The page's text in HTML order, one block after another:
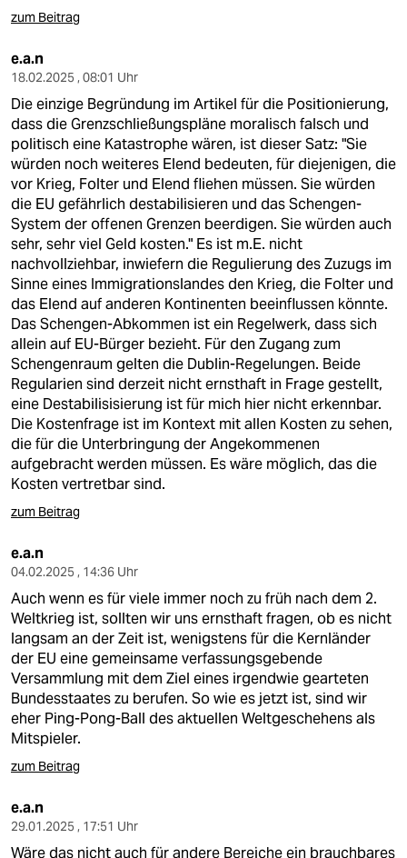
zum Beitrag
e.a.n
18.02.2025 , 08:01 Uhr
Die einzige Begründung im Artikel für die Positionierung,
dass die Grenzschließungspläne moralisch falsch und
politisch eine Katastrophe wären, ist dieser Satz: "Sie
würden noch weiteres Elend bedeuten, für diejenigen, die
vor Krieg, Folter und Elend fliehen müssen. Sie würden
die EU gefährlich destabilisieren und das Schengen-
System der offenen Grenzen beerdigen. Sie würden auch
sehr, sehr viel Geld kosten." Es ist m.E. nicht
nachvollziehbar, inwiefern die Regulierung des Zuzugs im
Sinne eines Immigrationslandes den Krieg, die Folter und
das Elend auf anderen Kontinenten beeinflussen könnte.
Das Schengen-Abkommen ist ein Regelwerk, dass sich
allein auf EU-Bürger bezieht. Für den Zugang zum
Schengenraum gelten die Dublin-Regelungen. Beide
Regularien sind derzeit nicht ernsthaft in Frage gestellt,
eine Destabilisisierung ist für mich hier nicht erkennbar.
Die Kostenfrage ist im Kontext mit allen Kosten zu sehen,
die für die Unterbringung der Angekommenen
aufgebracht werden müssen. Es wäre möglich, das die
Kosten vertretbar sind.
zum Beitrag
e.a.n
04.02.2025 , 14:36 Uhr
Auch wenn es für viele immer noch zu früh nach dem 2.
Weltkrieg ist, sollten wir uns ernsthaft fragen, ob es nicht
langsam an der Zeit ist, wenigstens für die Kernländer
der EU eine gemeinsame verfassungsgebende
Versammlung mit dem Ziel eines irgendwie gearteten
Bundesstaates zu berufen. So wie es jetzt ist, sind wir
eher Ping-Pong-Ball des aktuellen Weltgeschehens als
Mitspieler.
zum Beitrag
e.a.n
29.01.2025 , 17:51 Uhr
Wäre das nicht auch für andere Bereiche ein brauchbares